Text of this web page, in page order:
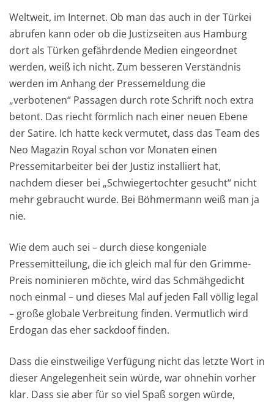
Weltweit, im Internet. Ob man das auch in der Türkei
abrufen kann oder ob die Justizseiten aus Hamburg
dort als Türken gefährdende Medien eingeordnet
werden, weiß ich nicht. Zum besseren Verständnis
werden im Anhang der Pressemeldung die
„verbotenen“ Passagen durch rote Schrift noch extra
betont. Das riecht förmlich nach einer neuen Ebene
der Satire. Ich hatte keck vermutet, dass das Team des
Neo Magazin Royal schon vor Monaten einen
Pressemitarbeiter bei der Justiz installiert hat,
nachdem dieser bei „Schwiegertochter gesucht“ nicht
mehr gebraucht wurde. Bei Böhmermann weiß man ja
nie.
Wie dem auch sei – durch diese kongeniale
Pressemitteilung, die ich gleich mal für den Grimme-
Preis nominieren möchte, wird das Schmähgedicht
noch einmal – und dieses Mal auf jeden Fall völlig legal
– große globale Verbreitung finden. Vermutlich wird
Erdogan das eher sackdoof finden.
Dass die einstweilige Verfügung nicht das letzte Wort in
dieser Angelegenheit sein würde, war ohnehin vorher
klar. Dass sie aber für so viel Spaß sorgen würde,